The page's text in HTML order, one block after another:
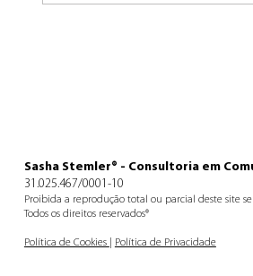
Sasha Stemler® - Consultoria em
31.025.467/0001-10
Proibida a reprodução total ou parcial deste site
Todos os direitos reservados®
Política de Cookies Política de Privacidade